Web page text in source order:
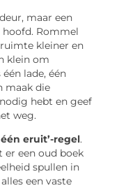
maar een
Rommel
kleiner en
klein om
lade, één
maak die
hebt en geef
weg.
eruit’-regel.
er een oud boek
spullen in
een vaste